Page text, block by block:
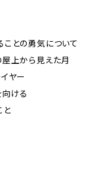
ことの勇気について
屋上から見えた月
ヤー
向ける
と